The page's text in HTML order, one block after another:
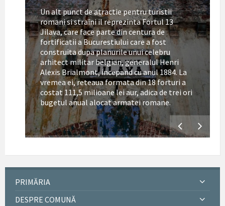
Un alt punct de atractie pentru turistii
romani si straini il reprezinta Fortul 13
Jilava, care face parte din centura de
fortificatii a Bucurestiului care a fost
construita dupa planurile unui celebru
arhitect militar belgian, generalul Henri
Alexis Brialmont, incepand cu anul 1884. La
vremea ei, reteaua formata din 18 forturi a
costat 111,5 milioane lei aur, adica de trei ori
bugetul anual alocat armatei romane.
PRIMĂRIA
DESPRE COMUNĂ